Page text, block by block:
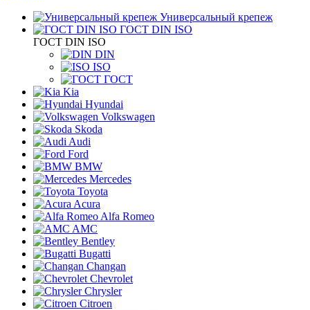
Универсальный крепеж
ГОСТ DIN ISO
ГОСТ DIN ISO
DIN
ISO
ГОСТ
Kia
Hyundai
Volkswagen
Skoda
Audi
Ford
BMW
Mercedes
Toyota
Acura
Alfa Romeo
AMC
Bentley
Bugatti
Changan
Chevrolet
Chrysler
Citroen